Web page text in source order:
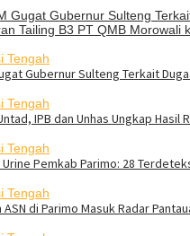
Tengah
Gubernur Sulteng Terkait
Tengah
IPB dan Unhas Ungkap Hasil
Tengah
Urine Pemkab Parimo: 28
Tengah
ASN di Parimo Masuk Radar